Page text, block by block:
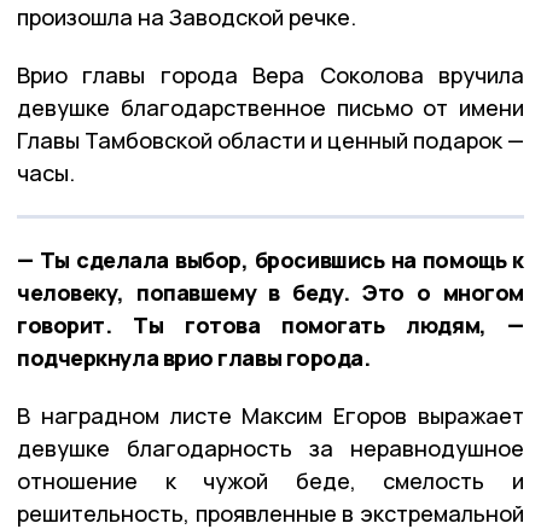
произошла на Заводской речке.
Врио главы города Вера Соколова вручила
девушке благодарственное письмо от имени
Главы Тамбовской области и ценный подарок —
часы.
— Ты сделала выбор, бросившись на помощь к
человеку, попавшему в беду. Это о многом
говорит. Ты готова помогать людям, —
подчеркнула врио главы города.
В наградном листе Максим Егоров выражает
девушке благодарность за неравнодушное
отношение к чужой беде, смелость и
решительность, проявленные в экстремальной